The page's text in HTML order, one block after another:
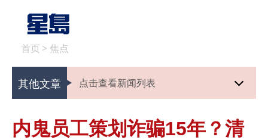
首页 > 焦点
其他文章 点击查看新闻列表
内鬼员工策划诈骗15年？清